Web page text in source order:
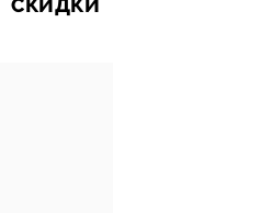
СКИДКИ